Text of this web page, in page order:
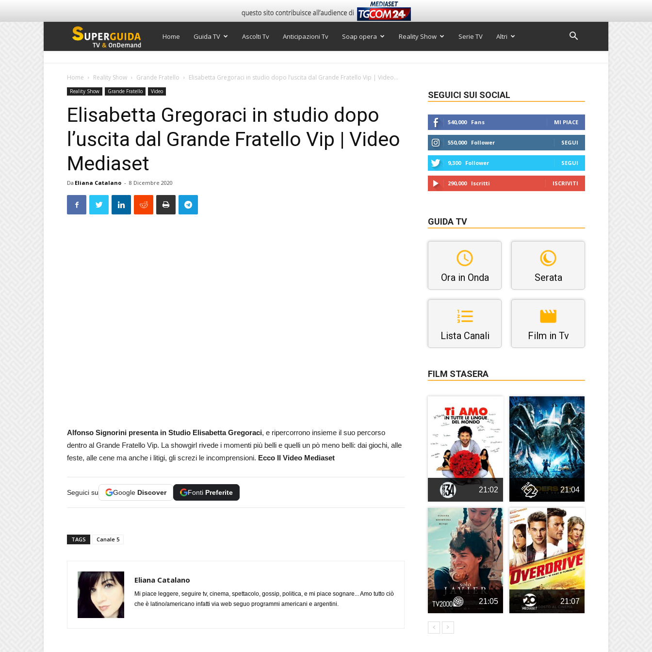
Super
TV
Home Guida TV Ascolti Tv Anticipazioni Tv Soap opera Reality Show Serie TV Altri
Home Reality Show Grande Fratello Elisabetta Gregoraci in studio dopo l’uscita dal Grande Fratello Vip | Video...
Reality Show Grande Fratello Video
Elisabetta Gregoraci in studio dopo
l’uscita dal Grande Fratello Vip | Video
Mediaset
Da Eliana Catalano - 8 Dicembre 2020
Alfonso Signorini presenta in Studio Elisabetta Gregoraci, e ripercorrono insieme il suo percorso
dentro al Grande Fratello Vip. La showgirl rivede i momenti più belli e quelli un pò meno belli: dai giochi, alle
feste, alle cene ma anche i litigi, gli screzi le incomprensioni. Ecco Il Video Mediaset
Seguici su Google Discover Fonti Preferite
TAGS Canale 5
Eliana Catalano
Mi piace leggere, seguire tv, cinema, spettacolo, gossip, politica, e mi piace sognare... Amo tutto ciò
che è latino/americano infatti via web seguo programmi americani e argentini.
SEGUICI SUI SOCIAL
540,000 Fans MI PIACE
550,000 Follower SEGUI
9,300 Follower SEGUI
290,000 Iscritti ISCRIVITI
GUIDA TV
Ora in Onda Serata
Lista Canali Film in Tv
FILM STASERA
21:02 21:04
21:05 21:07